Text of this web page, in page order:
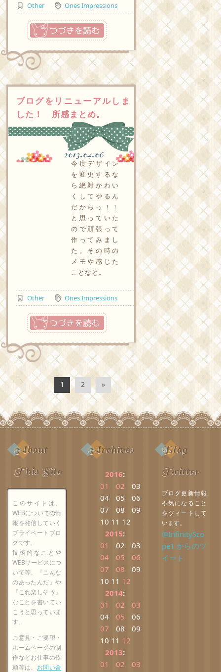
Other Ones Impressions
つづきを読む
ブログをリニューアルしま
した！ 所感まとめ。
2013.04.06
今度デザイン
を変更するな
ら絶対かわい
くしてやるん
だからっ！！
と思っていた
ので頑張って
作ってみまし
た。その時の
メモや感じた
ことなど。
Other Ones Impressions
つづきを読む
1 2 »
About
This Site
このサイトは、
WEBについての情
報を発信していく
プライベートブロ
グです。
技術的なことや
WEBサービスにつ
いて等、『こんな
のあったんだ』や
『これ楽しそう』
なことを書いてい
こうと思っていま
す。
ご意見・ご要望・
ホームページの制
作などお仕事の依
頼等は、 お問い合
Archives
2016:
01
02
03
04
05
06
07
08
09
10 11 12
2015:
01
02
03
04
05
06
07
08
09
10 11 12
2014:
01
02
03
04
05
06
07
08
09
10 11 12
2013:
01
02
03
Blog
Twitter
ブログ更新情報
や気になること
をツィートして
います。
@InfinitySco
pe1 からのツ
イート